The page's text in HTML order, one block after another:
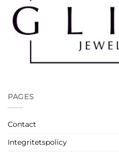
PAGES
Contact
Integritetspolicy